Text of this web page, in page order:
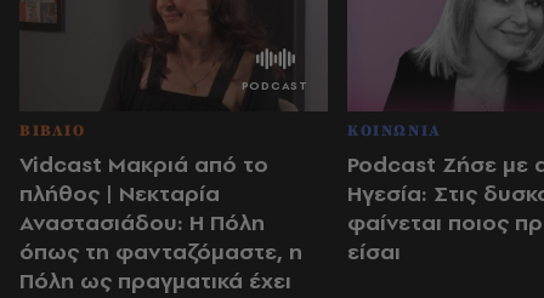
ΒΙΒΛΙΟ
Vidcast Μακριά από το
πλήθος | Νεκταρία
Αναστασιάδου: Η Πόλη
όπως τη φανταζόμαστε, η
Πόλη ως πραγματικά έχει
ΚΟΙΝΩΝΙΑ
Podcast Ζήσε με
Ηγεσία: Στις
φαίνεται ποιος
είσαι